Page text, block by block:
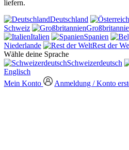
liefern.
Deutschland
Schweiz
Italien
Spanien
Niederlande
Rest der
Wähle deine Sprache
Schweizerdeutsch
Englisch
Mein Konto
Anmeldung / Konto